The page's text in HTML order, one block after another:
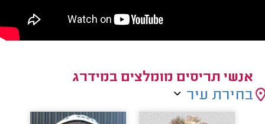
אנשי תריסים מומלצים במידרג
בחירת עיר